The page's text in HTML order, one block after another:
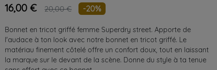
16,00 € 20,00 € -20%
Bonnet en tricot griffé femme Superdry street. Apporte de
l'audace à ton look avec notre bonnet en tricot griffé. Le
matériau finement côtelé offre un confort doux, tout en laissant
la marque sur le devant de la scène. Donne du style à ta tenue